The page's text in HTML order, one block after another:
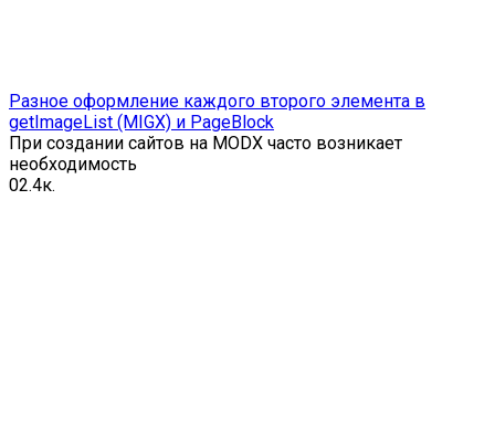
Разное оформление каждого второго элемента в
getImageList (MIGX) и PageBlock
При создании сайтов на MODX часто возникает
необходимость
02.4к.